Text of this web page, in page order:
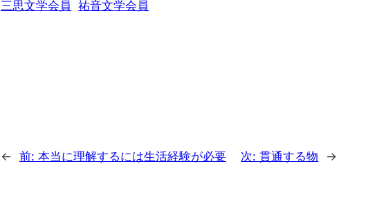
三思文学会員 祐音文学会員
← 前: 本当に理解するには生活経験が必要 次:貫通する物 →